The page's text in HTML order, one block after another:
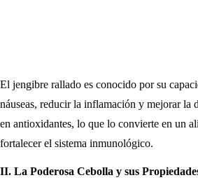
El jengibre rallado es conocido por su
náuseas, reducir la inflamación y mejorar la
en antioxidantes, lo que lo convierte en un
fortalecer el sistema inmunológico.
II. La Poderosa Cebolla y sus